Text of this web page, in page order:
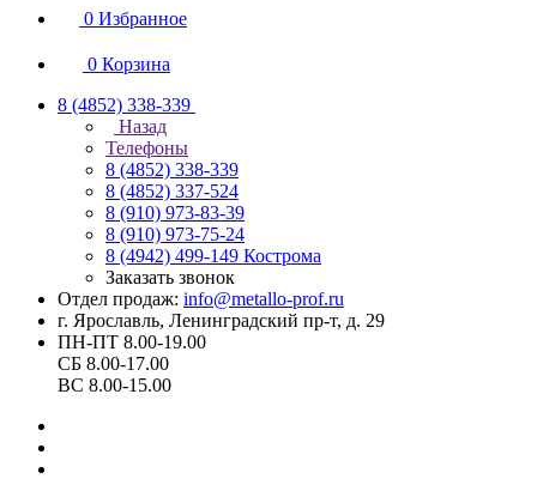
0 Избранное
0 Корзина
8 (4852) 338-339
Назад
Телефоны
8 (4852) 338-339
8 (4852) 337-524
8 (910) 973-83-39
8 (910) 973-75-24
8 (4942) 499-149 Кострома
Заказать звонок
Отдел продаж: info@metallo-prof.ru
г. Ярославль, Ленинградский пр-т, д. 29
ПН-ПТ 8.00-19.00
СБ 8.00-17.00
ВС 8.00-15.00